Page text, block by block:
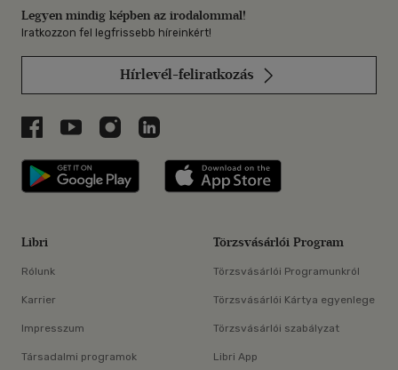
Legyen mindig képben az irodalommal!
Iratkozzon fel legfrissebb híreinkért!
Hírlevél-feliratkozás
Libri a Facebookon
Libri a Youtube-on
Libri az Instagramon
Libri a LinkedInen
Libri applikáció Szerezd meg: Google
Libri
Rólunk
Karrier
Impresszum
Társadalmi programok
Törzsvásárlói Program
Törzsvásárlói Programunkról
Törzsvásárlói Kártya egyenlege
Törzsvásárlói szabályzat
Libri App